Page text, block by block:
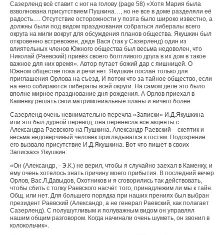
Сазерленд всё ставит с ног на голову (page 58) «Хотя Мария была
взволнована присутствием Пушкина…, но не все в доме разделяли её
радость…. Отсутствие осторожности у поэта было широко известно, а
должны были под видом празднования собраться либералы всего
округа на мили вокруг для обсуждения планов общества. Якушкин был
откровенно встревожен, дядя Вася (так у Сазерленд) один из
влиятельных членов Южного общества был весьма недоволен, что
Николай (Раевский) привёз своего болтливого друга в их дом в такое
важное для них время». Автор путает божий дар с яишницей. О
Южном обществе пока и речи нет. Якушкин послан только для
приглашения Орлова на съезд. И потом что за тайное общество, если
на него собираются либералы всей округи. На самом деле это было
вполне мирное празднование дня рождения. А Орлов приехал в
Каменку решать свои матримониальные планы и ничего более.
Сазерленд очень невнимательно перечла «Записки» И.Д.Якушкина
или это был дурной перевод, она перенесла все акценты с
Александра Раевского на Пушкина. Александр Раевский – скептик и
весьма недоверчивый человек приглядывался к гостям. Подозрение
его вызвало присутствие И.Д.Якушкина. Вот что пишет в своих
Записках» Якушкин:
«Он (Александр, - Э.К.) не верил, чтобы я случайно заехал в Каменку, и
ему очень хотелось знать причину моего прибытия. В последний вечер
Орлов, Вас.Л.Давыдов, Охотников и я сговорились так действовать,
чтобы сбить с толку Раевского насчёт того, принадлежим ли мы к тайн.
Общ. или нет. Для большего порядка при наших прениях был выбран
президент Раевский (Александр, а не генерал Раевский, как полагает
Сазерленд). С полушутливым и полуважным видом он управлял
нашим общим разговором. Когда начинали очень шуметь, он звонил в
колокольчик».